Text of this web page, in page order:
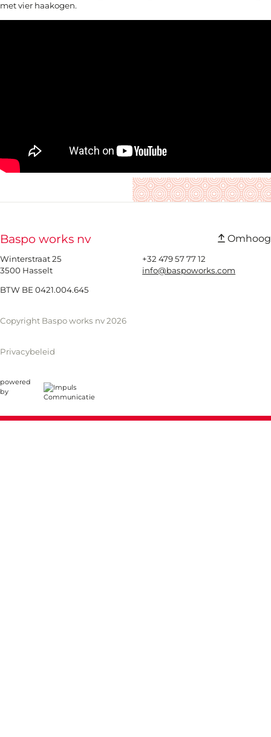
met vier haakogen.
Baspo works nv Omhoog
Winterstraat 25
3500 Hasselt
BTW BE 0421.004.645
+32 479 57 77 12
info@baspoworks.com
Copyright Baspo works nv 2026
Privacybeleid
powered
by